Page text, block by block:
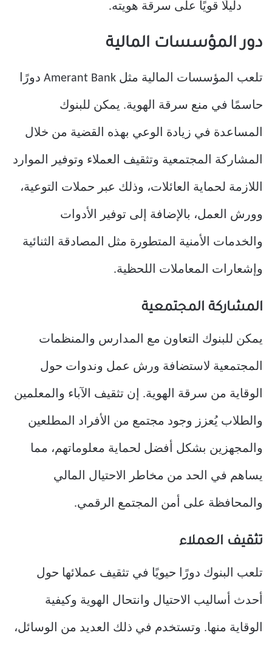
دليلًا قويًا على سرقة هويته.
دور المؤسسات المالية
تلعب المؤسسات المالية مثل Amerant Bank دورًا
حاسمًا في منع سرقة الهوية. يمكن للبنوك
المساعدة في زيادة الوعي بهذه القضية من خلال
المشاركة المجتمعية وتثقيف العملاء وتوفير الموارد
اللازمة لحماية العائلات، وذلك عبر حملات التوعية،
وورش العمل، بالإضافة إلى توفير الأدوات
والخدمات الأمنية المتطورة مثل المصادقة الثنائية
وإشعارات المعاملات اللحظية.
المشاركة المجتمعية
يمكن للبنوك التعاون مع المدارس والمنظمات
المجتمعية لاستضافة ورش عمل وندوات حول
الوقاية من سرقة الهوية. إن تثقيف الآباء والمعلمين
والطلاب يُعزز وجود مجتمع من الأفراد المطلعين
والمجهزين بشكل أفضل لحماية معلوماتهم، مما
يساهم في الحد من مخاطر الاحتيال المالي
والمحافظة على أمن المجتمع الرقمي.
تثقيف العملاء
تلعب البنوك دورًا حيويًا في تثقيف عملائها حول
أحدث أساليب الاحتيال وانتحال الهوية وكيفية
الوقاية منها. وتستخدم في ذلك العديد من الوسائل،